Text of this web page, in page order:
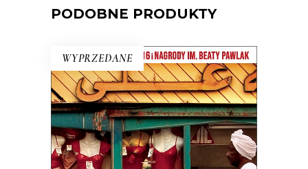
PODOBNE PRODUKTY
WYPRZEDANE
EGIPT: HARAM HALAL